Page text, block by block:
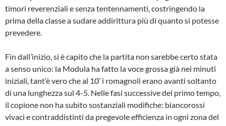
timori reverenziali e senza tentennamenti, costringendo la
prima della classe a sudare addirittura più di quanto si potesse
prevedere.
Fin dall’inizio, si è capito che la partita non sarebbe certo stata
a senso unico: la Modula ha fatto la voce grossa già nei minuti
iniziali, tant’è vero che al 10′ i romagnoli erano avanti soltanto
di una lunghezza sul 4-5. Nelle fasi successive del primo tempo,
il copione non ha subìto sostanziali modifiche: biancorossi
vivaci e contraddistinti da pregevole efficienza in ogni zona del